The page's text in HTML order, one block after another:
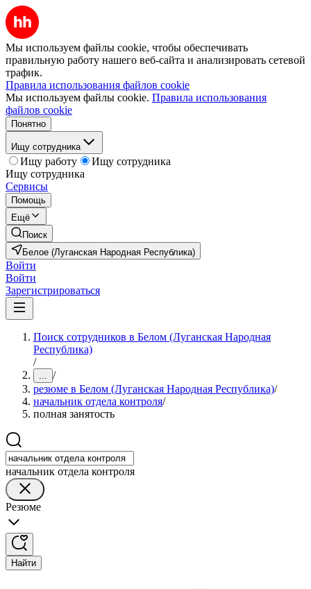
Мы используем файлы cookie, чтобы обеспечивать
правильную работу нашего веб-сайта и анализировать сетевой
трафик.
Правила использования файлов cookie
Мы используем файлы cookie. Правила использования
файлов cookie
Понятно
Ищу сотрудника
Ищу работу
Ищу сотрудника
Ищу сотрудника
Сервисы
Помощь
Ещё
Поиск
Белое (Луганская Народная Республика)
Войти
Войти
Зарегистрироваться
Поиск сотрудников в Белом (Луганская Народная
Республика)
/
... /
резюме в Белом (Луганская Народная Республика)/
начальник отдела контроля/
полная занятость
начальник отдела контроля
Резюме
Найти